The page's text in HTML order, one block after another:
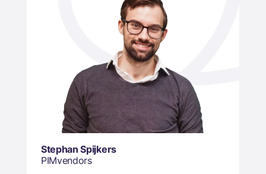
Stephan Spijkers
PIMvendors